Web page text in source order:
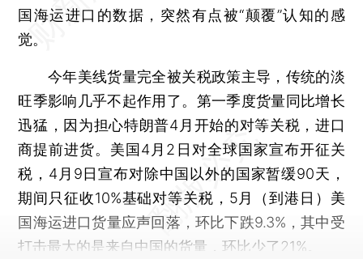
国海运进口的数据，突然有点被“颠覆”认知的感
觉。
今年美线货量完全被关税政策主导，传统的淡
旺季影响几乎不起作用了。第一季度货量同比增长
迅猛，因为担心特朗普4月开始的对等关税，进口
商提前进货。美国4月2日对全球国家宣布开征关
税，4月9日宣布对除中国以外的国家暂缓90天，
期间只征收10%基础对等关税，5月（到港日）美
国海运进口货量应声回落，环比下跌9.3%，其中受
打击最大的是来自中国的货量，环比少了21%。